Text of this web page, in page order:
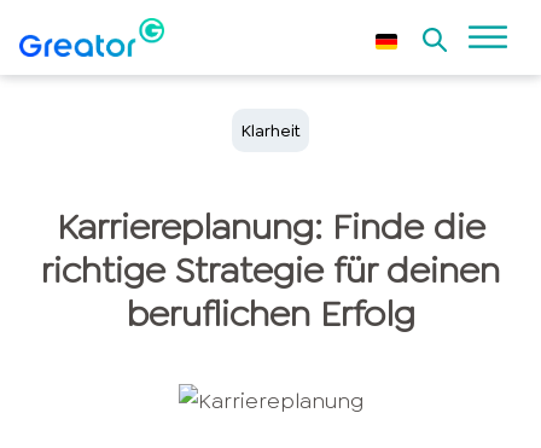
Klarheit
Karriereplanung: Finde die
richtige Strategie für deinen
beruflichen Erfolg